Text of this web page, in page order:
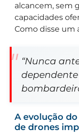
alcancem, sem
capacidades
Como disse um
“Nunca
A evolução
de drones